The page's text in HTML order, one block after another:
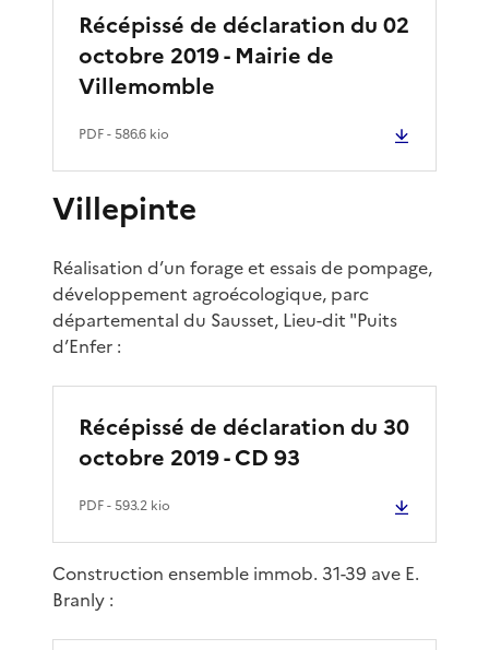
Récépissé de déclaration du 02
octobre 2019 - Mairie de
Villemomble
PDF- 586.6 kio
Villepinte
Réalisation d’un forage et essais de pompage,
développement agroécologique, parc
départemental du Sausset, Lieu-dit "Puits
d’Enfer :
Récépissé de déclaration du 30
octobre 2019 - CD 93
PDF- 593.2 kio
Construction ensemble immob. 31-39 ave E.
Branly :